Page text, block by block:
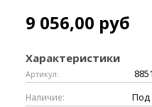
9 056,00 руб
Характеристики
Артикул:
Наличие: Под